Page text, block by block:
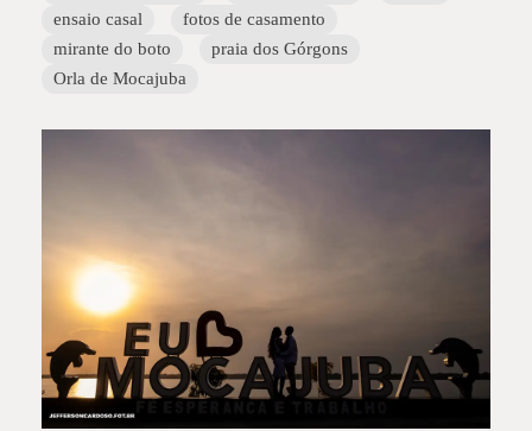
ensaio casal
fotos de casamento
mirante do boto
praia dos Górgons
Orla de Mocajuba